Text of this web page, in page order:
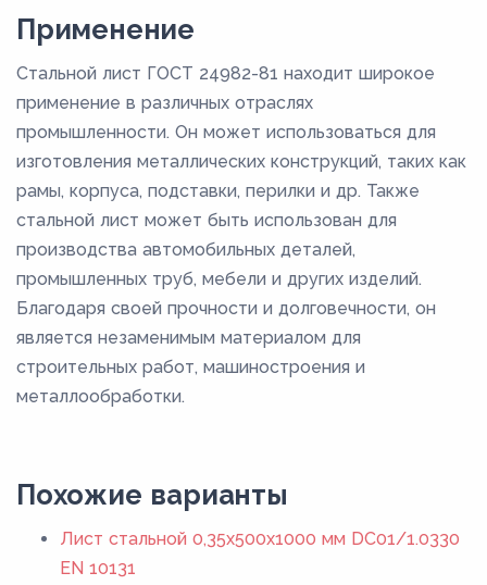
Применение
Стальной лист ГОСТ 24982-81 находит широкое
применение в различных отраслях
промышленности. Он может использоваться для
изготовления металлических конструкций, таких как
рамы, корпуса, подставки, перилки и др. Также
стальной лист может быть использован для
производства автомобильных деталей,
промышленных труб, мебели и других изделий.
Благодаря своей прочности и долговечности, он
является незаменимым материалом для
строительных работ, машиностроения и
металлообработки.
Похожие варианты
Лист стальной 0,35х500х1000 мм DC01/1.0330
EN 10131